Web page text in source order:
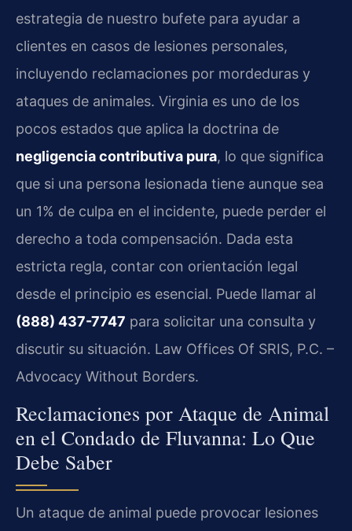
estrategia de nuestro bufete para ayudar a
clientes en casos de lesiones personales,
incluyendo reclamaciones por mordeduras y
ataques de animales. Virginia es uno de los
pocos estados que aplica la doctrina de
negligencia contributiva pura, lo que significa
que si una persona lesionada tiene aunque sea
un 1% de culpa en el incidente, puede perder el
derecho a toda compensación. Dada esta
estricta regla, contar con orientación legal
desde el principio es esencial. Puede llamar al
(888) 437-7747 para solicitar una consulta y
discutir su situación. Law Offices Of SRIS, P.C. –
Advocacy Without Borders.
Reclamaciones por Ataque de Animal
en el Condado de Fluvanna: Lo Que
Debe Saber
Un ataque de animal puede provocar lesiones